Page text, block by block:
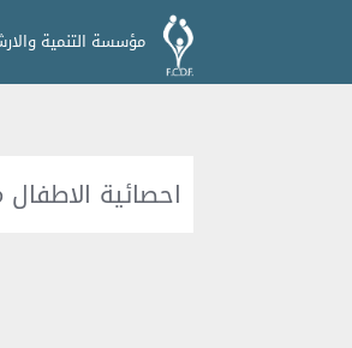
مؤسسة التنمية
احصائية